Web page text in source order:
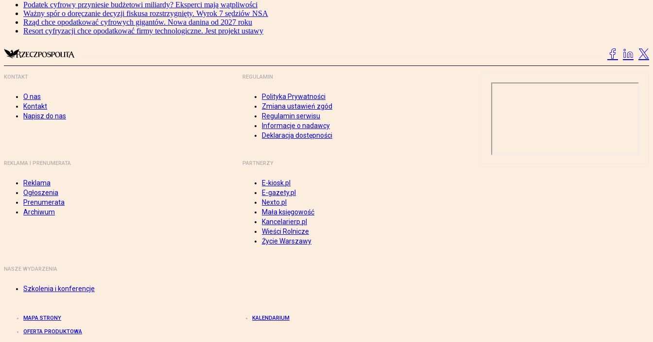
Podatek cyfrowy przyniesie budżetowi miliardy? Eksperci mają wątpliwości
Ważny spór o doręczanie decyzji fiskusa rozstrzygnięty. Wyrok 7 sędziów NSA
Rząd chce opodatkować cyfrowych gigantów. Nowa danina od 2027 roku
Resort cyfryzacji chce opodatkować firmy technologiczne. Jest projekt ustawy
KONTAKT
O nas
Kontakt
Napisz do nas
REGULAMIN
Polityka Prywatności
Zmiana ustawień zgód
Regulamin serwisu
Informacje o nadawcy
Deklaracja dostępności
REKLAMA I PRENUMERATA
Reklama
Ogłoszenia
Prenumerata
Archiwum
PARTNERZY
E-kiosk.pl
E-gazety.pl
Nexto.pl
Mała księgowość
Kancelarierp.pl
Wieści Rolnicze
Życie Warszawy
NASZE WYDARZENIA
Szkolenia i konferencje
MAPA STRONY KALENDARIUM
OFERTA PRODUKTOWA